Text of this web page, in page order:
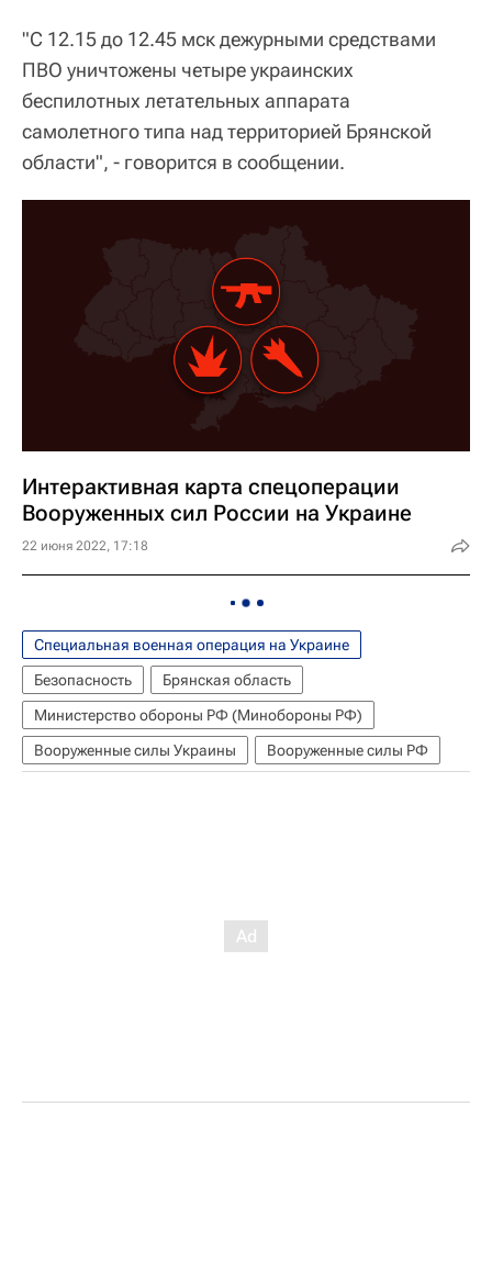
"С 12.15 до 12.45 мск дежурными средствами
ПВО уничтожены четыре украинских
беспилотных летательных аппарата
самолетного типа над территорией Брянской
области", - говорится в сообщении.
Интерактивная карта спецоперации
Вооруженных сил России на Украине
22 июня 2022, 17:18
Специальная военная операция на Украине
Безопасность
Брянская область
Министерство обороны РФ (Минобороны РФ)
Вооруженные силы Украины
Вооруженные силы РФ